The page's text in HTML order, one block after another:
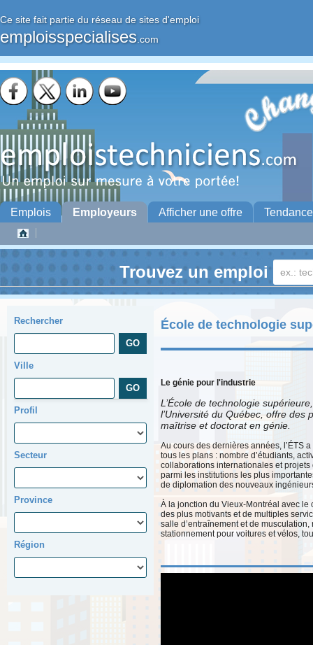
Ce site fait partie du réseau de sites d'emploi
emploisspecialises .com
Emplois Employeurs Afficher une offre
Trouvez un emploi
Rechercher
Ville
Profil
Secteur
Province
Région
École de technologie
Le génie pour l'industrie
L’École de technologie
l’Université du Québec, offre des
maîtrise et doctorat en génie.
Au cours des dernières années, l’ÉTS
tous les plans : nombre d’étudiants,
collaborations internationales et projets
parmi les institutions les plus
de diplomation des nouveaux
À la jonction du Vieux-Montréal avec le
des plus motivants et de multiples
salle d’entraînement et de
stationnement pour voitures et vélos,